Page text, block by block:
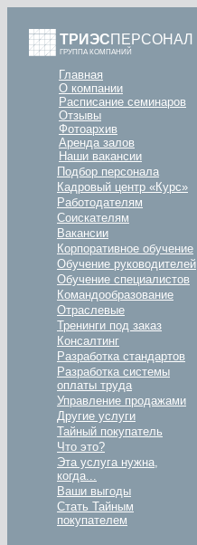
ТРИЭСПЕРСОНАЛ
ГРУППА КОМПАНИЙ
Главная
О компании
Расписание семинаров
Отзывы
Фотоархив
Аренда залов
Наши вакансии
Подбор персонала
Кадровый центр «Курс»
Работодателям
Соискателям
Вакансии
Корпоративное обучение
Обучение руководителей
Обучение специалистов
Командообразование
Отраслевые
Тренинги под заказ
Консалтинг
Разработка стандартов
Разработка системы
оплаты труда
Управление продажами
Другие услуги
Тайный покупатель
Что это?
Эта услуга нужна,
когда...
Ваши выгоды
Стать Тайным
покупателем